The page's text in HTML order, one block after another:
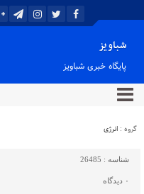
شباویز
پایگاه خبری شباویز
گروه : انرژی
شناسه : 26485
۰ دیدگاه